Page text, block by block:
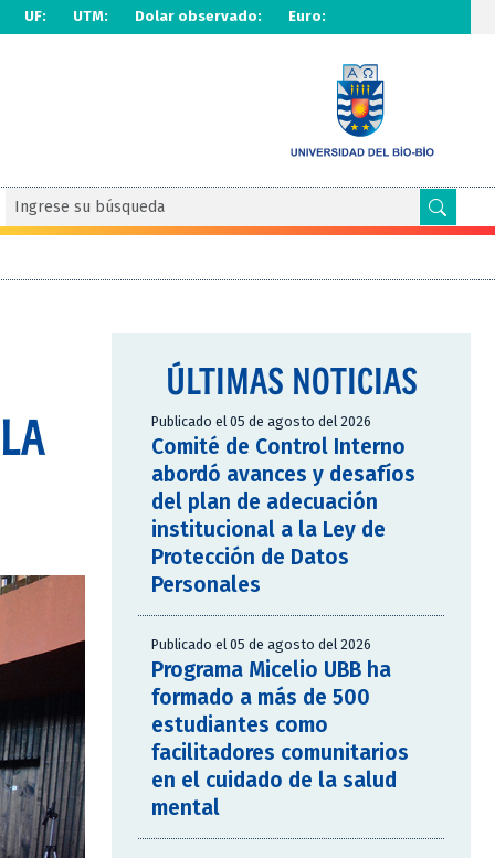
UF: UTM: Dolar observado: Euro:
ÚLTIMAS NOTICIAS
Publicado el 05 de agosto del 2026
Comité de Control Interno
abordó avances y desafíos
del plan de adecuación
institucional a la Ley de
Protección de Datos
Personales
Publicado el 05 de agosto del 2026
Programa Micelio UBB ha
formado a más de 500
estudiantes como
facilitadores comunitarios
en el cuidado de la salud
mental